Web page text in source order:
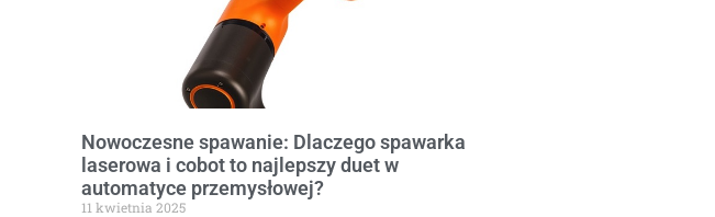
Nowoczesne spawanie: Dlaczego spawarka
laserowa i cobot to najlepszy duet w
automatyce przemysłowej?
11 kwietnia 2025